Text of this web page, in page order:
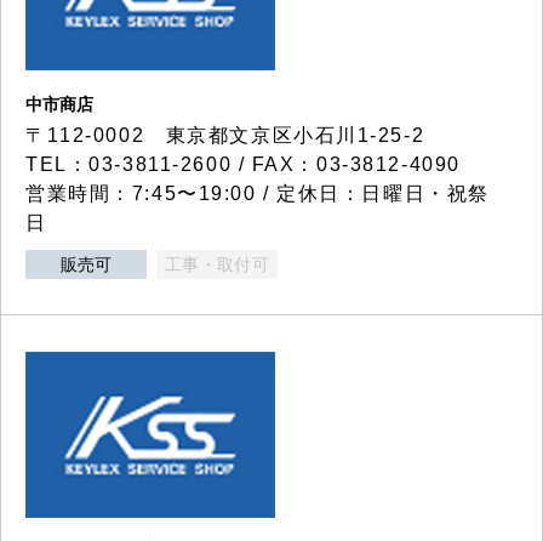
中市商店
〒112-0002 東京都文京区小石川1-25-2
TEL：03-3811-2600 / FAX：03-3812-4090
営業時間：7:45〜19:00 / 定休日：日曜日・祝祭
日
販売可 工事・取付可